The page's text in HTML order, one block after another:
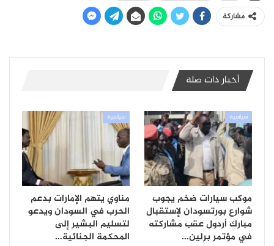
مشاركة
أخبار ذات صلة
سياسية
موكب سيارات ضخم يجوب
شوارع بورتسودان لإستقبال
مبارك أردول عقب مشاركته
في مؤتمر برلين…
سياسية
مناوي يتهم الإمارات بدعم
الحرب في السودان ويدعو
لتسليم البشير إلى
المحكمة الجنائية…